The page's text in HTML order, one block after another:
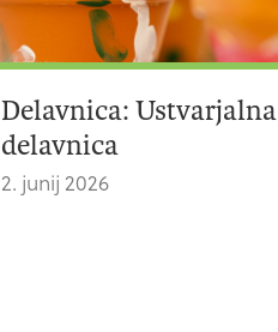
Delavnica: Ustvarjalna
delavnica
2. junij 2026